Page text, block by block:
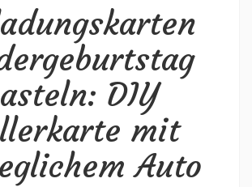
DIY
mit
Auto